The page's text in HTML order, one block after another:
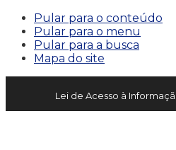
Pular para o conteúdo
Pular para o menu
Pular para a busca
Mapa do site
Lei de Acesso à